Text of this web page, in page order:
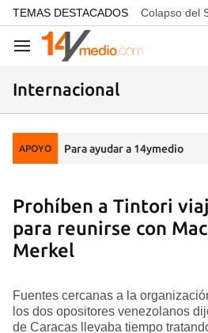
common.go-to-content
TEMAS DESTACADOS Colapso del
Navegación
Internacional
APOYO Para ayudar a 14ymedio
Prohíben a Tintori
para reunirse con
Merkel
Fuentes cercanas a la
los dos opositores venezolanos
de Caracas llevaba tiempo